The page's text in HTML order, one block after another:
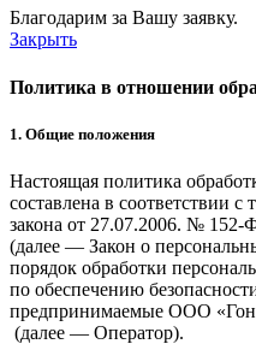
Благодарим за Вашу заявку.
Закрыть
Политика в отношении
1. Общие положения
Настоящая политика
составлена в соответствии
закона от 27.07.2006. №
(далее — Закон о
порядок обработки
по обеспечению
предпринимаемые ООО
(далее — Оператор).